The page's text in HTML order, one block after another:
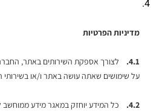
מדיניות הפרטיות
4.1.
לצורך אספקת השירותים באתר,
על שימושים שאתה עושה באתר ו/או
4.2.
כל המידע יוחזק במאגר מידע